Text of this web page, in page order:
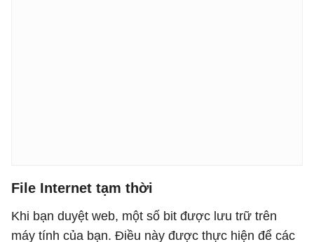
File Internet tạm thời
Khi bạn duyệt web, một số bit được lưu trữ trên
máy tính của bạn. Điều này được thực hiện để các